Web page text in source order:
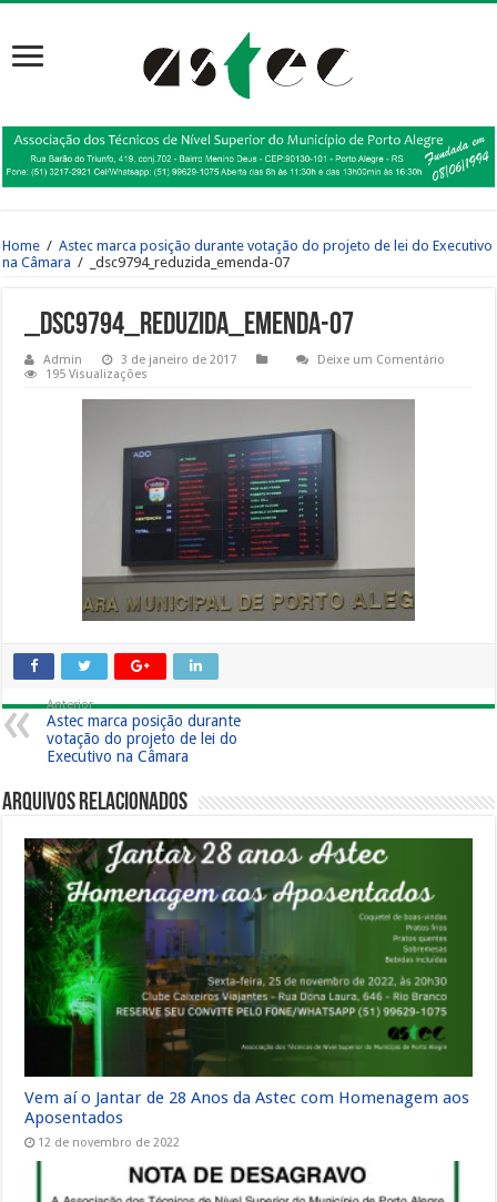
Home / Astec marca posição durante votação do projeto de lei do Executivo
na Câmara / _dsc9794_reduzida_emenda-07
_dsc9794_reduzida_emenda-07
Admin 3 de janeiro de 2017
Deixe um Comentário
195 Visualizações
Anterior
Astec marca posição durante
votação do projeto de lei do
Executivo na Câmara
Arquivos Relacionados
Vem aí o Jantar de 28 Anos da Astec com Homenagem aos
Aposentados
12 de novembro de 2022